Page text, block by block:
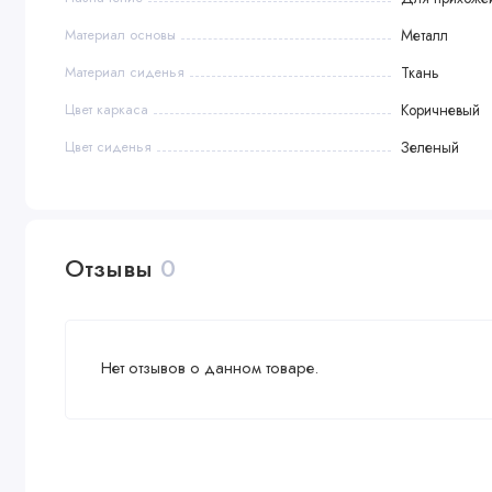
Материал основы Металл
Материал сиденья Ткань
Цвет каркаса Коричневый
Цвет сиденья Зеленый
Отзывы 0
Нет отзывов о данном товаре.